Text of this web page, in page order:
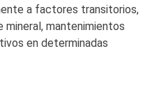
a factores transitorios,
mantenimientos
en determinadas